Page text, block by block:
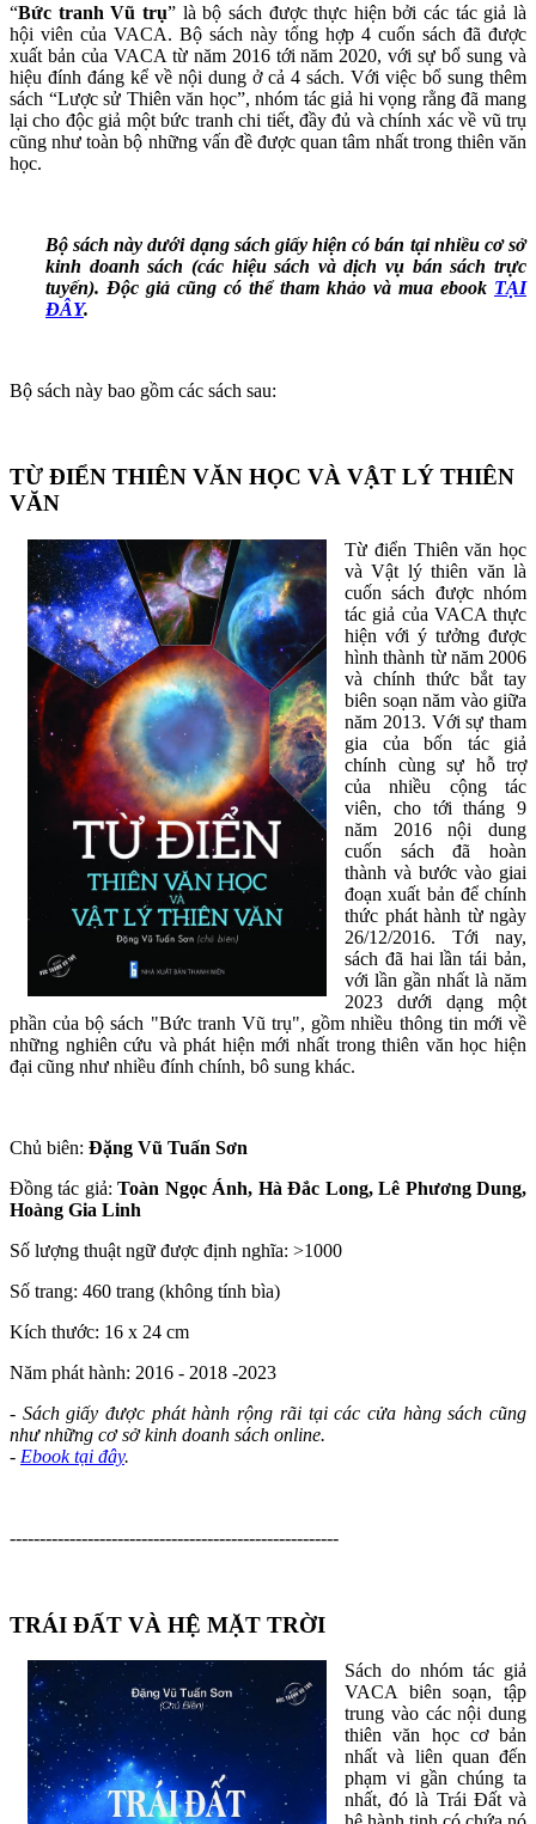
“Bức tranh Vũ trụ” là bộ sách được thực hiện bởi các tác giả là
hội viên của VACA. Bộ sách này tổng hợp 4 cuốn sách đã được
xuất bản của VACA từ năm 2016 tới năm 2020, với sự bổ sung và
hiệu đính đáng kể về nội dung ở cả 4 sách. Với việc bổ sung thêm
sách “Lược sử Thiên văn học”, nhóm tác giả hi vọng rằng đã mang
lại cho độc giả một bức tranh chi tiết, đầy đủ và chính xác về vũ trụ
cũng như toàn bộ những vấn đề được quan tâm nhất trong thiên văn
học.
Bộ sách này dưới dạng sách giấy hiện có bán tại nhiều cơ sở
kinh doanh sách (các hiệu sách và dịch vụ bán sách trực
tuyến). Độc giả cũng có thể tham khảo và mua ebook TẠI
ĐÂY.
Bộ sách này bao gồm các sách sau:
TỪ ĐIỂN THIÊN VĂN HỌC VÀ VẬT LÝ THIÊN
VĂN
Từ điển Thiên văn học
và Vật lý thiên văn là
cuốn sách được nhóm
tác giả của VACA thực
hiện với ý tưởng được
hình thành từ năm 2006
và chính thức bắt tay
biên soạn năm vào giữa
năm 2013. Với sự tham
gia của bốn tác giả
chính cùng sự hỗ trợ
của nhiều cộng tác
viên, cho tới tháng 9
năm 2016 nội dung
cuốn sách đã hoàn
thành và bước vào giai
đoạn xuất bản để chính
thức phát hành từ ngày
26/12/2016. Tới nay,
sách đã hai lần tái bản,
với lần gần nhất là năm
2023 dưới dạng một
phần của bộ sách "Bức tranh Vũ trụ", gồm nhiều thông tin mới về
những nghiên cứu và phát hiện mới nhất trong thiên văn học hiện
đại cũng như nhiều đính chính, bô sung khác.
Chủ biên: Đặng Vũ Tuấn Sơn
Đồng tác giả:Toàn Ngọc Ánh, Hà Đắc Long, Lê Phương Dung,
Hoàng Gia Linh
Số lượng thuật ngữ được định nghĩa: >1000
Số trang: 460 trang (không tính bìa)
Kích thước: 16 x 24 cm
Năm phát hành: 2016 - 2018 -2023
- Sách giấy được phát hành rộng rãi tại các cửa hàng sách cũng
như những cơ sở kinh doanh sách online.
- Ebook tại đây.
-------------------------------------------------------
TRÁI ĐẤT VÀ HỆ MẶT TRỜI
Sách do nhóm tác giả
VACA biên soạn, tập
trung vào các nội dung
thiên văn học cơ bản
nhất và liên quan đến
phạm vi gần chúng ta
nhất, đó là Trái Đất và